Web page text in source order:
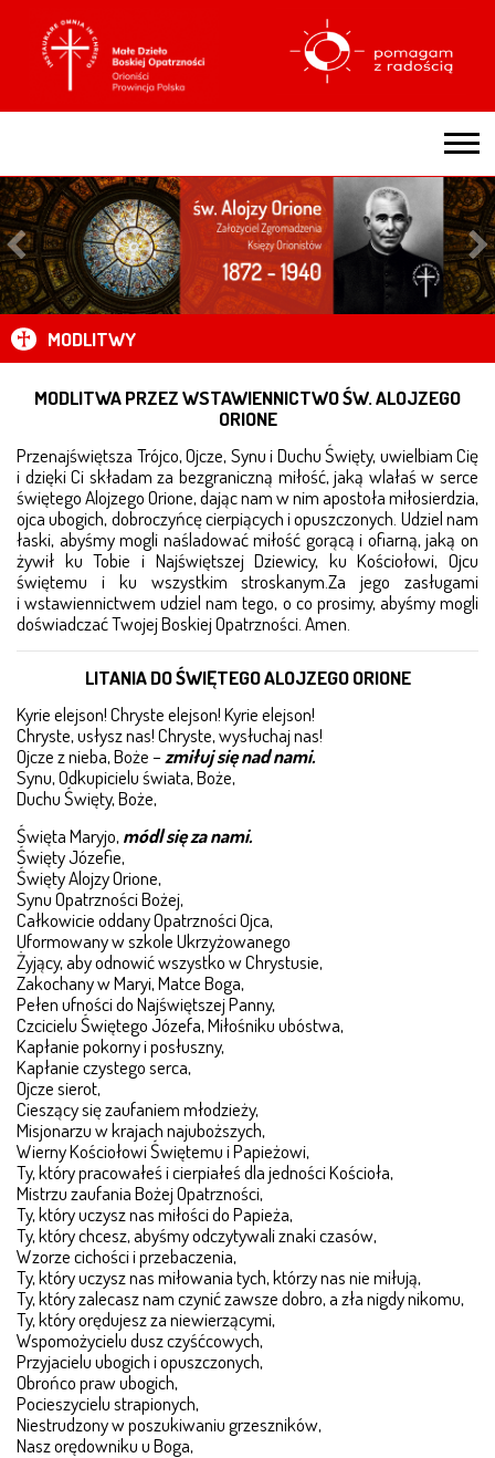
ZGROMADZENIE
ZARZĄD PROWINCJALNY
HISTORIA ZGROMADZENIA
BYĆ ORIONISTĄ
ORIOŃSKA KONSEKRACJA ZAKONNA
NASZA RODZINA ZAKONNA
RODZINA ORIOŃSKA
BŁOGOSŁAWIENI I ZNANI ORIONIŚCI
ŻYCIE KS. ORIONE – CHRONOLOGICZNIE
ŻYCIE I PISMA
CHARYZMAT – CZTERY MIŁOŚCI
FILMY O KSIĘDZU ORIONE
MODLITWY
PARAFIE I DZIEŁA
PARAFIE
DZIEŁA OPIEKUŃCZE I WYCHOWAWCZE
DOMY REKOLEKCYJNE
FUNDACJA KSIĘDZA ORIONE CZYŃMY DOBRO
FUNDACJA „ŚLADY MIŁOŚCI”
DRABINA JAKUBOWA
PROJEKT TRAMPOLINA
KAWIARNIA „NASZE NIEBO W MIEŚCIE”
POMAGAM Z RADOŚCIĄ
MODLITWY
MODLITWA PRZEZ WSTAWIENNICTWO ŚW. ALOJZEGO
ORIONE
Przenajświętsza Trójco, Ojcze, Synu i Duchu Święty, uwielbiam Cię
i dzięki Ci składam za bezgraniczną miłość, jaką wlałaś w serce
świętego Alojzego Orione, dając nam w nim apostoła miłosierdzia,
ojca ubogich, dobroczyńcę cierpiących i opuszczonych. Udziel nam
łaski, abyśmy mogli naśladować miłość gorącą i ofiarną, jaką on
żywił ku Tobie i Najświętszej Dziewicy, ku Kościołowi, Ojcu
świętemu i ku wszystkim stroskanym.Za jego zasługami
i wstawiennictwem udziel nam tego, o co prosimy, abyśmy mogli
doświadczać Twojej Boskiej Opatrzności. Amen.
LITANIA DO ŚWIĘTEGO ALOJZEGO ORIONE
Kyrie elejson! Chryste elejson! Kyrie elejson!
Chryste, usłysz nas! Chryste, wysłuchaj nas!
Ojcze z nieba, Boże –zmiłuj się nad nami.
Synu, Odkupicielu świata, Boże,
Duchu Święty, Boże,
Święta Maryjo,módl się za nami.
Święty Józefie,
Święty Alojzy Orione,
Synu Opatrzności Bożej,
Całkowicie oddany Opatrzności Ojca,
Uformowany w szkole Ukrzyżowanego
Żyjący, aby odnowić wszystko w Chrystusie,
Zakochany w Maryi, Matce Boga,
Pełen ufności do Najświętszej Panny,
Czcicielu Świętego Józefa, Miłośniku ubóstwa,
Kapłanie pokorny i posłuszny,
Kapłanie czystego serca,
Ojcze sierot,
Cieszący się zaufaniem młodzieży,
Misjonarzu w krajach najuboższych,
Wierny Kościołowi Świętemu i Papieżowi,
Ty, który pracowałeś i cierpiałeś dla jedności Kościoła,
Mistrzu zaufania Bożej Opatrzności,
Ty, który uczysz nas miłości do Papieża,
Ty, który chcesz, abyśmy odczytywali znaki czasów,
Wzorze cichości i przebaczenia,
Ty, który uczysz nas miłowania tych, którzy nas nie miłują,
Ty, który zalecasz nam czynić zawsze dobro, a zła nigdy nikomu,
Ty, który orędujesz za niewierzącymi,
Wspomożycielu dusz czyśćcowych,
Przyjacielu ubogich i opuszczonych,
Obrońco praw ubogich,
Pocieszycielu strapionych,
Niestrudzony w poszukiwaniu grzeszników,
Nasz orędowniku u Boga,